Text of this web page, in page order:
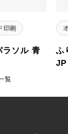
ラソル 青
ふ
JP
覧